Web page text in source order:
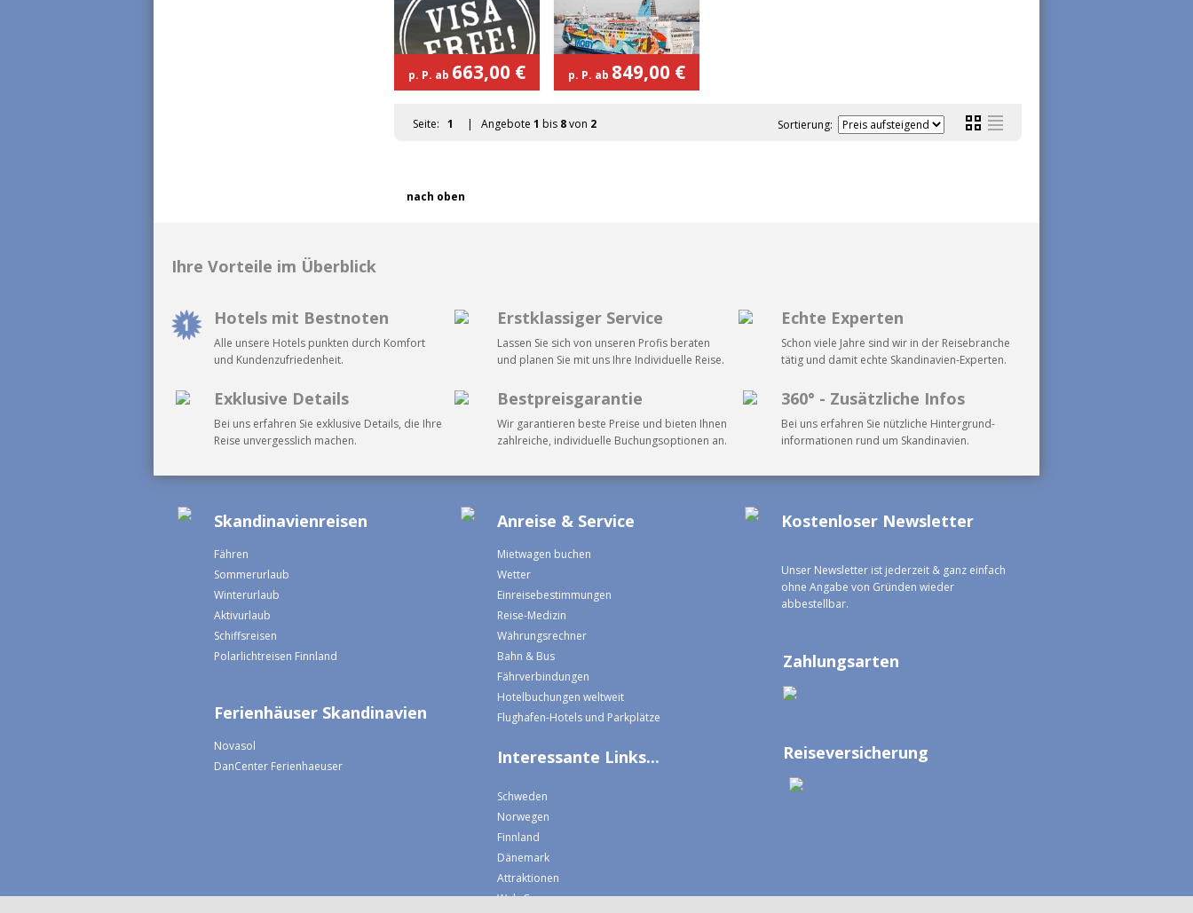
p. P. ab 663,00 € p. P. ab 849,00 €
Seite: 1 | Angebote 1 bis 8von 2 Sortierung:
nach oben
Ihre Vorteile im Überblick
Hotels mit Bestnoten
Alle unsere Hotels punkten durch Komfort
und Kundenzufriedenheit.
Erstklassiger Service
Lassen Sie sich von unseren Profis beraten
und planen Sie mit uns Ihre Individuelle Reise.
Echte Experten
Schon viele Jahre sind wir in der Reisebranche
tätig und damit echte Skandinavien-Experten.
Exklusive Details
Bei uns erfahren Sie exklusive Details, die Ihre
Reise unvergesslich machen.
Bestpreisgarantie
Wir garantieren beste Preise und bieten Ihnen
zahlreiche, individuelle Buchungsoptionen an.
360° - Zusätzliche Infos
Bei uns erfahren Sie nützliche Hintergrund-
informationen rund um Skandinavien.
Skandinavienreisen
Fähren
Sommerurlaub
Winterurlaub
Aktivurlaub
Schiffsreisen
Polarlichtreisen Finnland
Ferienhäuser Skandinavien
Novasol
DanCenter Ferienhaeuser
Anreise & Service
Mietwagen buchen
Wetter
Einreisebestimmungen
Reise-Medizin
Währungsrechner
Bahn & Bus
Fährverbindungen
Hotelbuchungen weltweit
Flughafen-Hotels und Parkplätze
Interessante Links...
Schweden
Norwegen
Finnland
Dänemark
Attraktionen
Web Cams
Kostenloser Newsletter
Unser Newsletter ist jederzeit & ganz einfach
ohne Angabe von Gründen wieder
abbestellbar.
Zahlungsarten
Reiseversicherung